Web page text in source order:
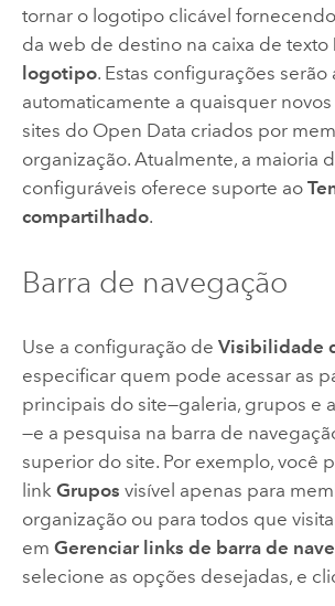
tornar o logotipo clicável fornecendo
da web de destino na caixa de texto
logotipo. Estas configurações serão
automaticamente a quaisquer
sites do Open Data criados por
organização. Atualmente, a maioria
configuráveis ​​oferece suporte ao
compartilhado.
Barra de navegação
Use a configuração de Visibilidade
especificar quem pode acessar as
principais do site—galeria, grupos e
—e a pesquisa na barra de
superior do site. Por exemplo, você
link Grupos visível apenas para
organização ou para todos que
em Gerenciar links de barra de
selecione as opções desejadas, e